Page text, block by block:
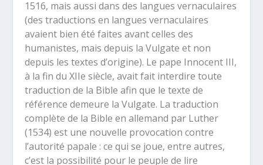
1516, mais aussi dans des langues vernaculaires
(des traductions en langues vernaculaires
avaient bien été faites avant celles des
humanistes, mais depuis la Vulgate et non
depuis les textes d’origine). Le pape Innocent III,
à la fin du XIIe siècle, avait fait interdire toute
traduction de la Bible afin que le texte de
référence demeure la Vulgate. La traduction
complète de la Bible en allemand par Luther
(1534) est une nouvelle provocation contre
l’autorité papale : ce qui se joue, entre autres,
c’est la possibilité pour le peuple de lire